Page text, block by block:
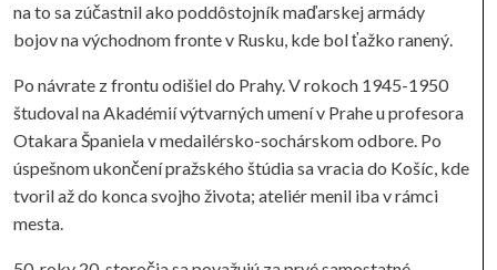
na to sa zúčastnil ako poddôstojník maďarskej armády
bojov na východnom fronte v Rusku, kde bol ťažko ranený.
Po návrate z frontu odišiel do Prahy. V rokoch 1945-1950
študoval na Akadémií výtvarných umení v Prahe u profesora
Otakara Španiela v medailérsko-sochárskom odbore. Po
úspešnom ukončení pražského štúdia sa vracia do Košíc, kde
tvoril až do konca svojho života; ateliér menil iba v rámci
mesta.